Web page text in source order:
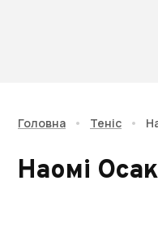
Головна • Теніс •
Наомі